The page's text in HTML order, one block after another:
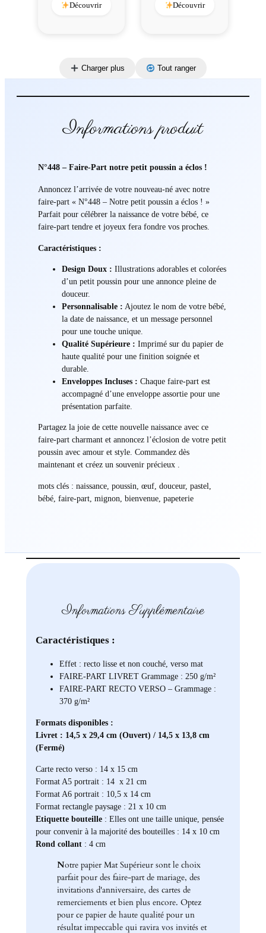
Découvrir Découvrir
Charger plus Tout ranger
Informations produit
N°448 – Faire-Part notre petit poussin a éclos !
Annoncez l’arrivée de votre nouveau-né avec notre
faire-part « N°448 – Notre petit poussin a éclos ! »
Parfait pour célébrer la naissance de votre bébé, ce
faire-part tendre et joyeux fera fondre vos proches.
Caractéristiques :
Design Doux : Illustrations adorables et colorées
d’un petit poussin pour une annonce pleine de
douceur.
Personnalisable : Ajoutez le nom de votre bébé,
la date de naissance, et un message personnel
pour une touche unique.
Qualité Supérieure : Imprimé sur du papier de
haute qualité pour une finition soignée et
durable.
Enveloppes Incluses : Chaque faire-part est
accompagné d’une enveloppe assortie pour une
présentation parfaite.
Partagez la joie de cette nouvelle naissance avec ce
faire-part charmant et annoncez l’éclosion de votre petit
poussin avec amour et style. Commandez dès
maintenant et créez un souvenir précieux .
mots clés : naissance, poussin, œuf, douceur, pastel,
bébé, faire-part, mignon, bienvenue, papeterie
Informations Supplémentaire
Caractéristiques :
Effet : recto lisse et non couché, verso mat
FAIRE-PART LIVRET Grammage : 250 g/m²
FAIRE-PART RECTO VERSO – Grammage :
370 g/m²
Formats disponibles :
Livret : 14,5 x 29,4 cm (Ouvert) / 14,5 x 13,8 cm
(Fermé)
Carte recto verso : 14 x 15 cm
Format A5 portrait : 14 x 21 cm
Format A6 portrait : 10,5 x 14 cm
Format rectangle paysage : 21 x 10 cm
Etiquette bouteille: Elles ont une taille unique, pensée
pour convenir à la majorité des bouteilles : 14 x 10 cm
Rond collant : 4 cm
Notre papier Mat Supérieur sont le choix
parfait pour des faire-part de mariage, des
invitations d'anniversaire, des cartes de
remerciements et bien plus encore. Optez
pour ce papier de haute qualité pour un
résultat impeccable qui ravira vos invités et